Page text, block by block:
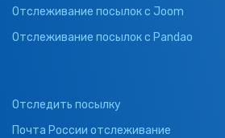
Отслеживание посылок с Joom
Отслеживание посылок с Pandao
Отследить посылку
Почта России отслеживание